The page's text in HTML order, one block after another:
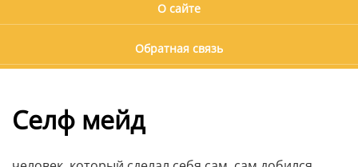
О сайте
Обратная связь
Селф мейд